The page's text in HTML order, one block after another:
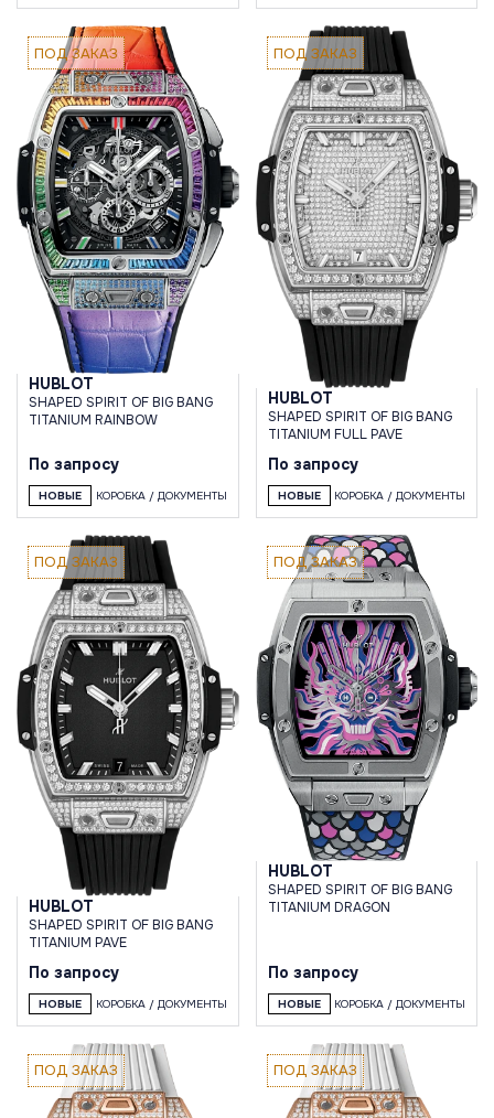
ПОД ЗАКАЗ
HUBLOT
SHAPED SPIRIT OF BIG BANG
TITANIUM RAINBOW
По запросу
НОВЫЕ КОРОБКА / ДОКУМЕНТЫ
ПОД ЗАКАЗ
HUBLOT
SHAPED SPIRIT OF BIG BANG
TITANIUM FULL PAVE
По запросу
НОВЫЕ КОРОБКА / ДОКУМЕНТЫ
ПОД ЗАКАЗ
HUBLOT
SHAPED SPIRIT OF BIG BANG
TITANIUM PAVE
По запросу
НОВЫЕ КОРОБКА / ДОКУМЕНТЫ
ПОД ЗАКАЗ
HUBLOT
SHAPED SPIRIT OF BIG BANG
TITANIUM DRAGON
По запросу
НОВЫЕ КОРОБКА / ДОКУМЕНТЫ
ПОД ЗАКАЗ ПОД ЗАКАЗ